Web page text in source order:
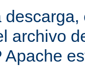
archivo
Apache